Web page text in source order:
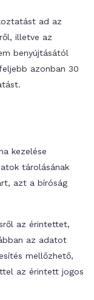
ad az
illetve az
benyújtásától
azonban 30
kezelése
tárolásának
azt a bíróság
az érintettet,
az adatot
mellőzhető,
az érintett jogos